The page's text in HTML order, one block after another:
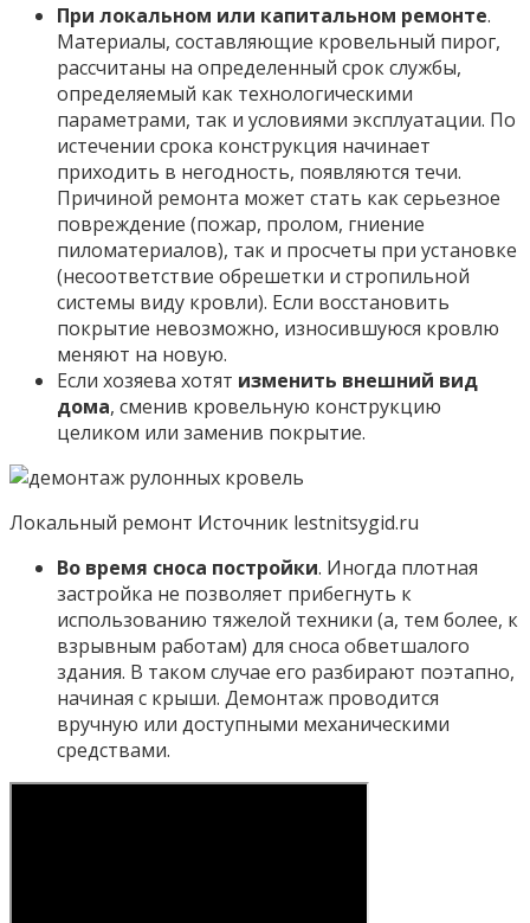
При локальном или капитальном ремонте.
Материалы, составляющие кровельный пирог,
рассчитаны на определенный срок службы,
определяемый как технологическими
параметрами, так и условиями эксплуатации. По
истечении срока конструкция начинает
приходить в негодность, появляются течи.
Причиной ремонта может стать как серьезное
повреждение (пожар, пролом, гниение
пиломатериалов), так и просчеты при установке
(несоответствие обрешетки и стропильной
системы виду кровли). Если восстановить
покрытие невозможно, износившуюся кровлю
меняют на новую.
Если хозяева хотят изменить внешний вид
дома, сменив кровельную конструкцию
целиком или заменив покрытие.
Локальный ремонт Источник lestnitsygid.ru
Во время сноса постройки. Иногда плотная
застройка не позволяет прибегнуть к
использованию тяжелой техники (а, тем более, к
взрывным работам) для сноса обветшалого
здания. В таком случае его разбирают поэтапно,
начиная с крыши. Демонтаж проводится
вручную или доступными механическими
средствами.